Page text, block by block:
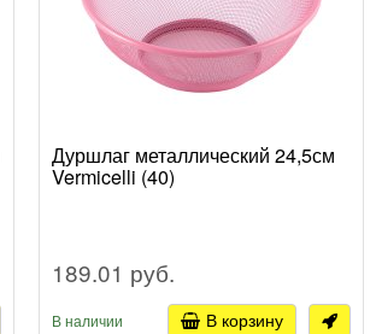
Дуршлаг металлический 24,5см
Vermicelli (40)
189.01 руб.
В наличии В корзину